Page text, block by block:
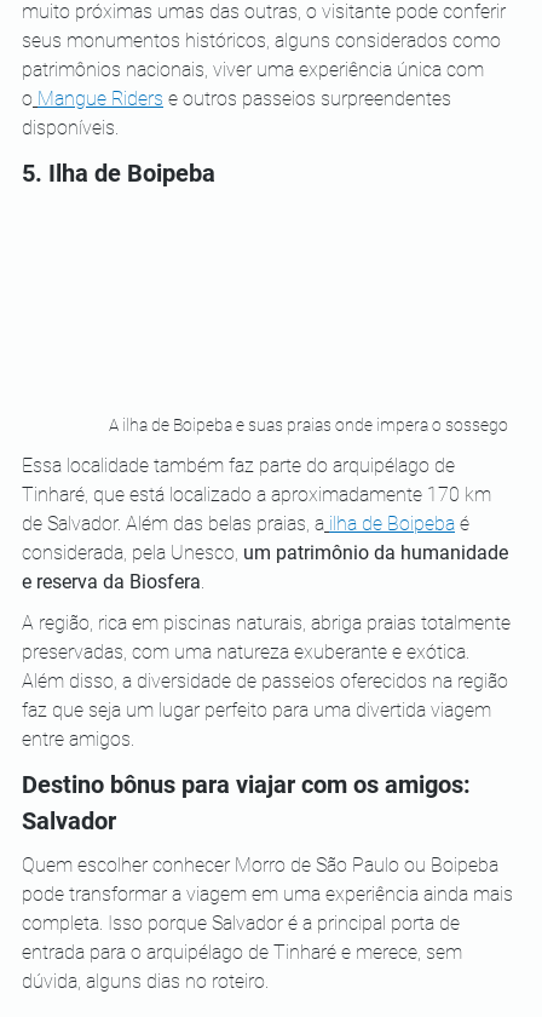
muito próximas umas das outras, o visitante pode conferir
seus monumentos históricos, alguns considerados como
patrimônios nacionais, viver uma experiência única com
o Mangue Riders e outros passeios surpreendentes
disponíveis.
5. Ilha de Boipeba
A ilha de Boipeba e suas praias onde impera o sossego
Essa localidade também faz parte do arquipélago de
Tinharé, que está localizado a aproximadamente 170 km
de Salvador. Além das belas praias, a ilha de Boipeba é
considerada, pela Unesco, um patrimônio da humanidade
e reserva da Biosfera
A região, rica em piscinas naturais, abriga praias totalmente
preservadas, com uma natureza exuberante e exótica.
Além disso, a diversidade de passeios oferecidos na região
faz que seja um lugar perfeito para uma divertida viagem
entre amigos.
Destino bônus para viajar com os amigos:
Salvador
Quem escolher conhecer Morro de São Paulo ou Boipeba
pode transformar a viagem em uma experiência ainda mais
completa. Isso porque Salvador é a principal porta de
entrada para o arquipélago de Tinharé e merece, sem
dúvida, alguns dias no roteiro.